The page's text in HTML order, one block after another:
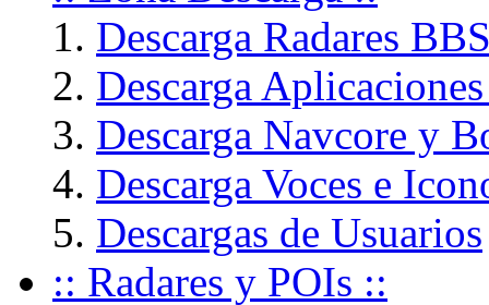
Descarga Radares
Descarga
Descarga Navcore y
Descarga Voces e
Descargas de Usuarios
:: Radares y POIs ::